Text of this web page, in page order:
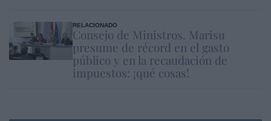
RELACIONADO
Consejo de Ministros. Marisu
presume de récord en el gasto
público y en la recaudación de
impuestos: ¡qué cosas!